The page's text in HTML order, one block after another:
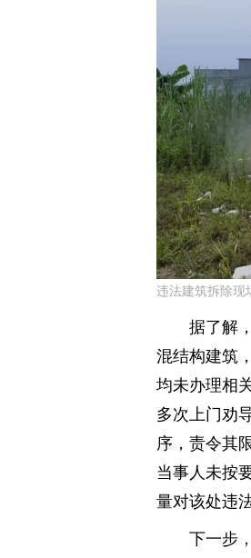
违法建筑拆除现
据了解
混结构建筑
均未办理相
多次上门劝
序，责令其
当事人未按
量对该处违
下一步